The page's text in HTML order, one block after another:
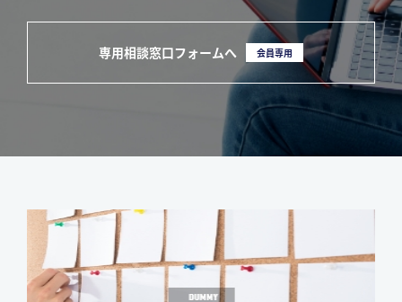
専用相談窓口フォームへ 会員専用